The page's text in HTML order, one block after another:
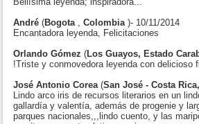
André (Bogota Colombia )- 10/11/2014
Encantadora leyenda, Felicitaciones
Orlando Gómez (Los Guayos, Estado
!Triste y conmovedora leyenda con delicioso
José Antonio Corea (San José - Costa
Lindo arco iris de recursos literarios en un
gallardía y valentía, además de progenie y
parques nacionales,,,lindo cuento, y las